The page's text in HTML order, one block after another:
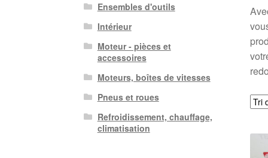
Ensembles d'outils
Intérieur
Moteur - pièces et
accessoires
Moteurs, boîtes de vitesses
Pneus et roues
Refroidissement, chauffage,
climatisation